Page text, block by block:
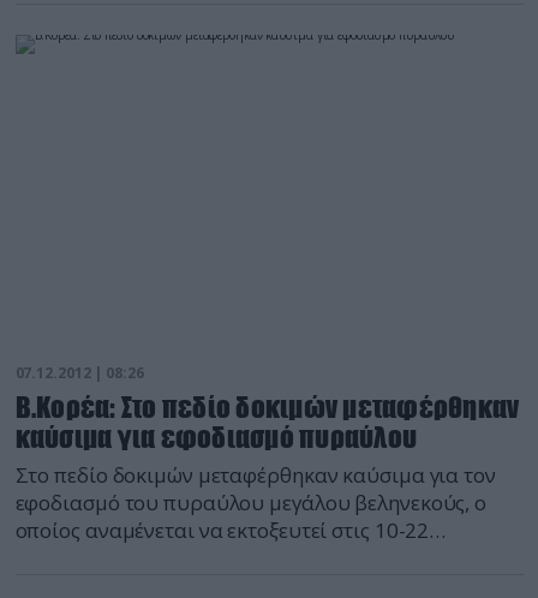
δοκιμών μελλοντικών αναβαθμίσεων (Future
07.12.2012 | 08:26
Β.Κορέα: Στο πεδίο δοκιμών μεταφέρθηκαν
καύσιμα για εφοδιασμό πυραύλου
Στο πεδίο δοκιμών μεταφέρθηκαν καύσιμα για τον
εφοδιασμό του πυραύλου μεγάλου βεληνεκούς, ο
οποίος αναμένεται να εκτοξευτεί στις 10-22